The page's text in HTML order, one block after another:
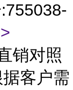
销对照
客户需